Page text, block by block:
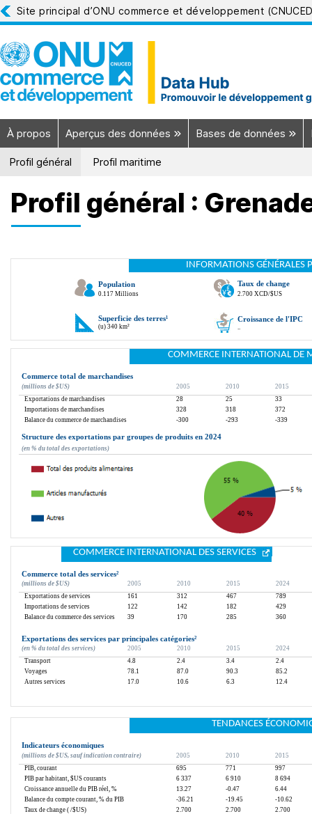
Site principal d’ONU commerce et développement
À propos Aperçus des données Bases de données
Profil général Profil maritime
Profil général :
INFORMATIONS GÉNÉRALES
Taux de change
Population
0.117 Millions 2.700 XCD/$US
Superficie des terres¹ Croissance de l'IPC
(u) 340 km²
COMMERCE INTERNATIONAL DE
Commerce total de marchandises
(millions de $US) 2005 2010
2015
Exportations de marchandises
28 25
33
Importations de marchandises
328 318
372
Balance du commerce de marchandises
-300 -293 -339
Structure des exportations par groupes de produits en 2024
(en % du total des exportations)
COMMERCE INTERNATIONAL DES SERVICES
Commerce total des services²
(millions de $US) 2005 2010 2015
2024
Exportations de services
161 312 467
789
Importations de services
122 142 182
429
Balance du commerce des services
39 170 285 360
Exportations des services par principales catégories²
(en % du total des services) 2005 2010 2015
2024
Transport
4.8 2.4 3.4
2.4
Voyages
78.1 87.0 90.3
85.2
Autres services
17.0 10.6 6.3 12.4
TENDANCES
Indicateurs économiques
(millions de $US, sauf indication contraire) 2005 2010
2015
PIB, courant
695 771
997
PIB par habitant, $US courants
6 337 6 910
8 694
Croissance annuelle du PIB réel, %
13.27 -0.47
6.44
Balance du compte courant, % du PIB
-36.21 -19.45
-10.62
Taux de change ( /$US)
2.700 2.700 2.700